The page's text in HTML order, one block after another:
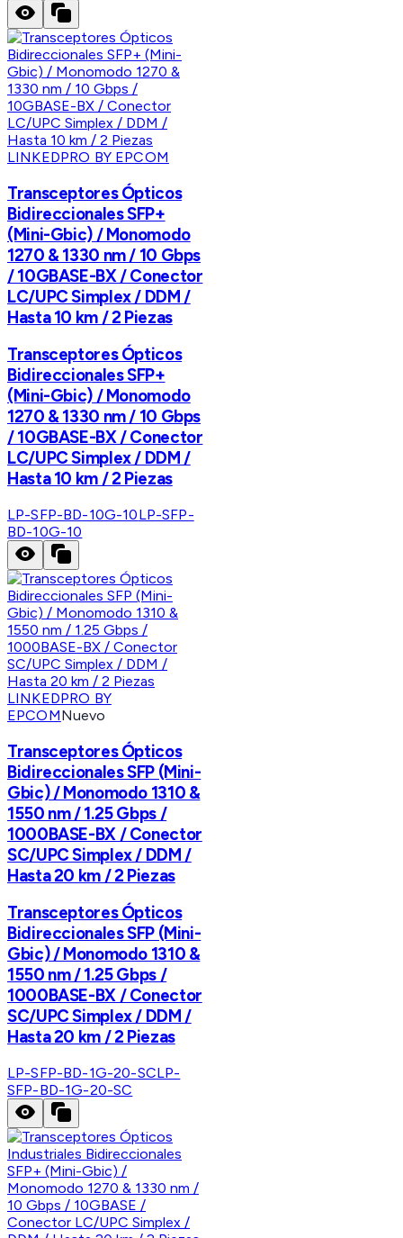
LINKEDPRO BY EPCOM
Transceptores Ópticos
Bidireccionales SFP+
(Mini-Gbic) / Monomodo
1270 & 1330 nm / 10 Gbps
/ 10GBASE-BX / Conector
LC/UPC Simplex / DDM /
Hasta 10 km / 2 Piezas
Transceptores Ópticos
Bidireccionales SFP+
(Mini-Gbic) / Monomodo
1270 & 1330 nm / 10 Gbps
/ 10GBASE-BX / Conector
LC/UPC Simplex / DDM /
Hasta 10 km / 2 Piezas
LP-SFP-BD-10G-10LP-SFP-
BD-10G-10
LINKEDPRO BY
EPCOMNuevo
Transceptores Ópticos
Bidireccionales SFP (Mini-
Gbic) / Monomodo 1310 &
1550 nm / 1.25 Gbps /
1000BASE-BX / Conector
SC/UPC Simplex / DDM /
Hasta 20 km / 2 Piezas
Transceptores Ópticos
Bidireccionales SFP (Mini-
Gbic) / Monomodo 1310 &
1550 nm / 1.25 Gbps /
1000BASE-BX / Conector
SC/UPC Simplex / DDM /
Hasta 20 km / 2 Piezas
LP-SFP-BD-1G-20-SCLP-
SFP-BD-1G-20-SC